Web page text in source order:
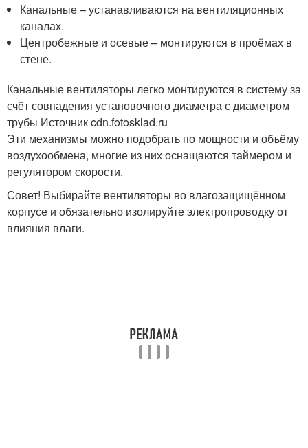
Канальные – устанавливаются на вентиляционных
каналах.
Центробежные и осевые – монтируются в проёмах в
стене.
Канальные вентиляторы легко монтируются в систему за
счёт совпадения установочного диаметра с диаметром
трубы Источник cdn.fotosklad.ru
Эти механизмы можно подобрать по мощности и объёму
воздухообмена, многие из них оснащаются таймером и
регулятором скорости.
Совет! Выбирайте вентиляторы во влагозащищённом
корпусе и обязательно изолируйте электропроводку от
влияния влаги.